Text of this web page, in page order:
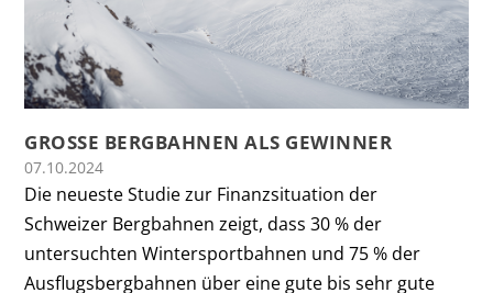
GROSSE BERGBAHNEN ALS GEWINNER
07.10.2024
Die neueste Studie zur Finanzsituation der
Schweizer Bergbahnen zeigt, dass 30 % der
untersuchten Wintersportbahnen und 75 % der
Ausflugsbergbahnen über eine gute bis sehr gute